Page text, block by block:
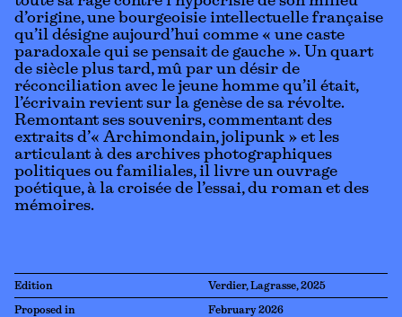
d’origine, une bourgeoisie intellectuelle française
qu’il désigne aujourd’hui comme « une caste
paradoxale qui se pensait de gauche ». Un quart
de siècle plus tard, mû par un désir de
réconciliation avec le jeune homme qu’il était,
l’écrivain revient sur la genèse de sa révolte.
Remontant ses souvenirs, commentant des
extraits d’« Archimondain, jolipunk » et les
articulant à des archives photographiques
politiques ou familiales, il livre un ouvrage
poétique, à la croisée de l’essai, du roman et des
mémoires.
Edition Verdier, Lagrasse, 2025
Proposed in February 2026